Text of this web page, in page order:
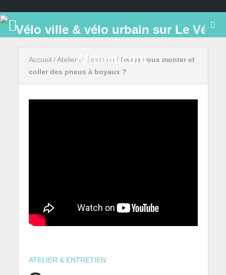
Accueil /Atelier & Entretien / Savez vous monter et
coller des pneus à boyaux ?
ATELIER & ENTRETIEN